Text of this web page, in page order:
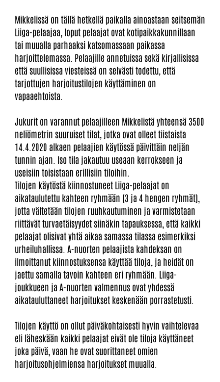
Mikkelissä on tällä hetkellä paikalla ainoastaan seitsemän
Liiga-pelaajaa, loput pelaajat ovat kotipaikkakunnillaan
tai muualla parhaaksi katsomassaan paikassa
harjoittelemassa. Pelaajille annetuissa sekä kirjallisissa
että suullisissa viesteissä on selvästi todettu, että
tarjottujen harjoitustilojen käyttäminen on
vapaaehtoista.
Jukurit on varannut pelaajilleen Mikkelistä yhteensä 3500
neliömetrin suuruiset tilat, jotka ovat olleet tiistaista
14.4.2020 alkaen pelaajien käytössä päivittäin neljän
tunnin ajan. Iso tila jakautuu useaan kerrokseen ja
useisiin toisistaan erillisiin tiloihin.
Tilojen käytöstä kiinnostuneet Liiga-pelaajat on
aikataulutettu kahteen ryhmään (3 ja 4 hengen ryhmät),
jotta vältetään tilojen ruuhkautuminen ja varmistetaan
riittävät turvaetäisyydet siinäkin tapauksessa, että kaikki
pelaajat olisivat yhtä aikaa samassa tilassa esimerkiksi
urheiluhallissa. A-nuorten pelaajista kahdeksan on
ilmoittanut kiinnostuksensa käyttää tiloja, ja heidät on
jaettu samalla tavoin kahteen eri ryhmään. Liiga-
joukkueen ja A-nuorten valmennus ovat yhdessä
aikatauluttaneet harjoitukset keskenään porrastetusti.
Tilojen käyttö on ollut päiväkohtaisesti hyvin vaihtelevaa
eli läheskään kaikki pelaajat eivät ole tiloja käyttäneet
joka päivä, vaan he ovat suorittaneet omien
harjoitusohjelmiensa harjoitukset muualla.